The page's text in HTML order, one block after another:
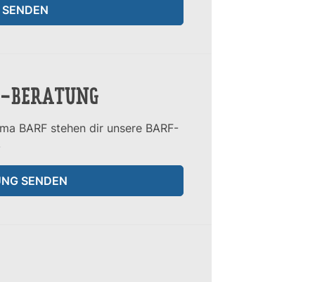
BERATUNG
BARF stehen dir unsere BARF-
SENDEN